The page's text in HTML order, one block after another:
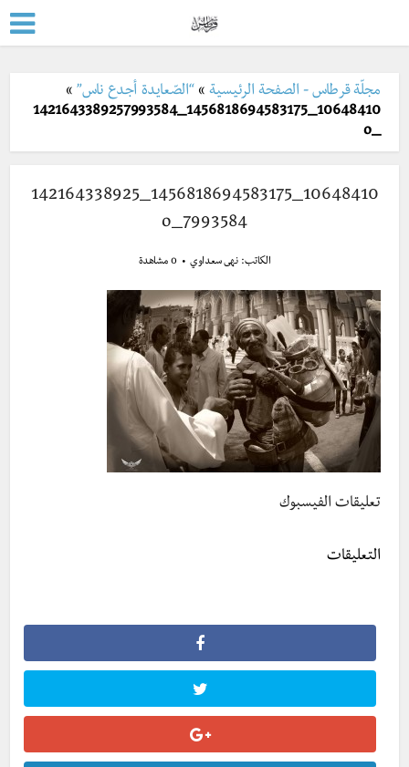
مجلّة قرطاس - الصفحة الرئيسية » “الصّعايدة أجدع ناس” »
10648410_1456818694583175_1421643389257993584
_o
10648410_1456818694583175_142164338925
7993584_o
الكاتب:نهى سعداوي 0 مشاهدة
تعليقات الفيسبوك
التعليقات